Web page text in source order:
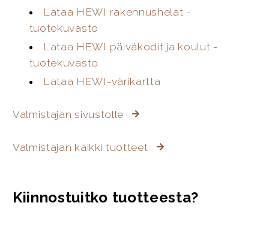
Lataa HEWI rakennushelat -
tuotekuvasto
Lataa HEWI päiväkodit ja koulut -
tuotekuvasto
Lataa HEWI-värikartta
Valmistajan sivustolle
Valmistajan kaikki tuotteet
Kiinnostuitko tuotteesta?